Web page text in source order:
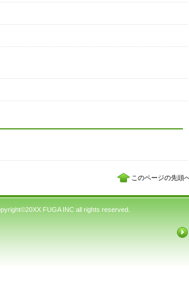
このページの先頭
FUGA INC all rights reserved.